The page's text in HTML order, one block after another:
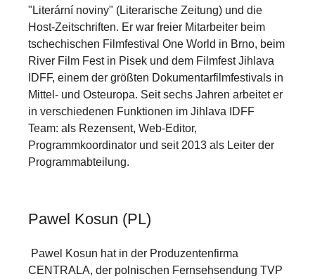
"Literární noviny" (Literarische Zeitung) und die
Host-Zeitschriften. Er war freier Mitarbeiter beim
tschechischen Filmfestival One World in Brno, beim
River Film Fest in Pisek und dem Filmfest Jihlava
IDFF, einem der größten Dokumentarfilmfestivals in
Mittel- und Osteuropa. Seit sechs Jahren arbeitet er
in verschiedenen Funktionen im Jihlava IDFF
Team: als Rezensent, Web-Editor,
Programmkoordinator und seit 2013 als Leiter der
Programmabteilung.
Pawel Kosun (PL)
Pawel Kosun hat in der Produzentenfirma
CENTRALA, der polnischen Fernsehsendung TVP